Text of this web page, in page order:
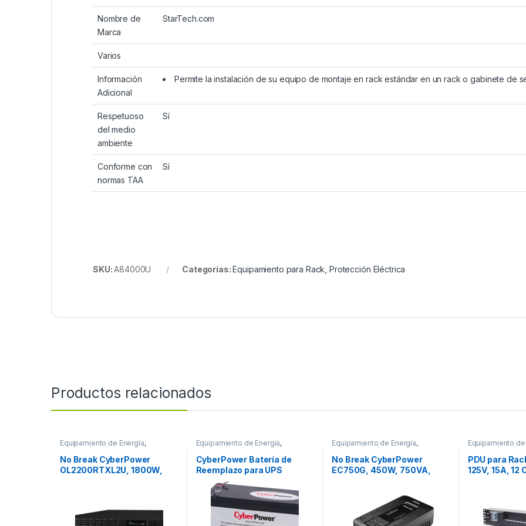
Nombre de
Marca
StarTech.com
Varios
Información
Adicional
Permite la instalación de su equipo de montaje en rack estándar en un rack o gabinete de
Respetuoso
del medio
ambiente
Sí
Conforme con
normas TAA
Sí
SKU:A84000U Categorías:Equipamiento para Rack ,Protección Eléctrica
Productos relacionados
Equipamiento de Energía,
Protección Eléctrica
No Break CyberPower
OL2200RTXL2U, 1800W,
SENOID 120
Equipamiento de Energía,
Protección Eléctrica
CyberPower Batería de
Reemplazo para UPS
RB1280, 12V, 8Ah
REEMPLAZO DE 12V Y 8
AMPERES
Equipamiento de Energía,
Protección Eléctrica
No Break CyberPower
EC750G, 450W, 750VA,
STANDBY 12CONT RJ11/
Equipamiento
Protección
PDU para
125V, 15A, 12